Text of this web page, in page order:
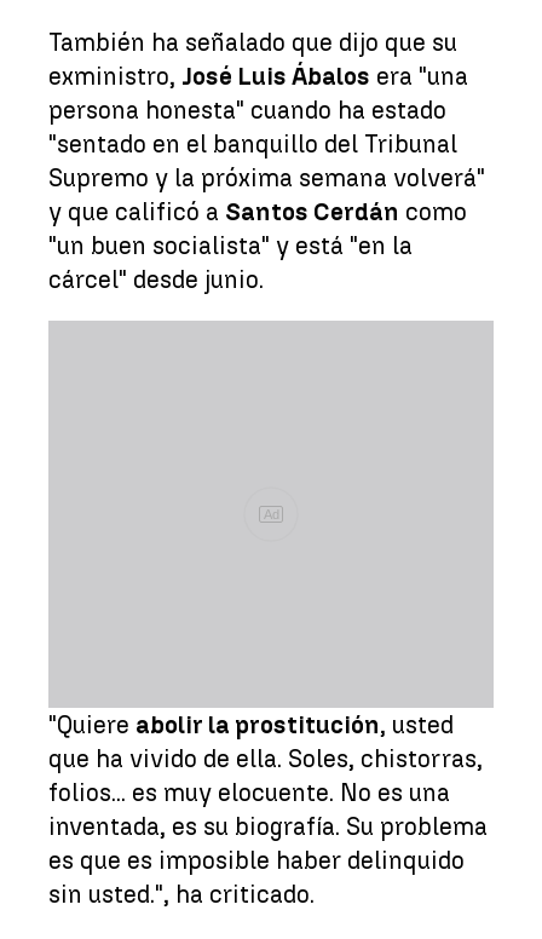
También ha señalado que dijo que su
exministro, José Luis Ábalos era "una
persona honesta" cuando ha estado
"sentado en el banquillo del Tribunal
Supremo y la próxima semana volverá"
y que calificó a Santos Cerdán como
"un buen socialista" y está "en la
cárcel" desde junio.
Ad
"Quiere abolir la prostitución, usted
que ha vivido de ella. Soles, chistorras,
folios... es muy elocuente. No es una
inventada, es su biografía. Su problema
es que es imposible haber delinquido
sin usted.", ha criticado.